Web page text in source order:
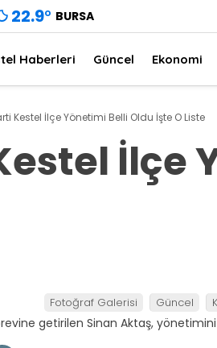
22.9° BURSA
Haberleri Güncel Ekonomi
Kestel İlçe Yönetimi Belli Oldu İşte O Liste
İlçe
Fotoğraf Galerisi Güncel